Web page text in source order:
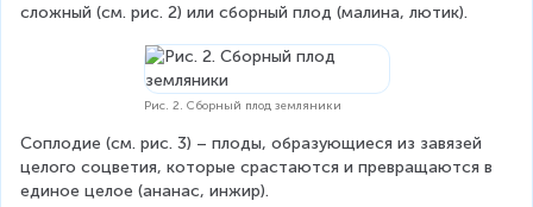
сложный (см. рис. 2) или сборный плод (малина, лютик).
Рис. 2. Сборный плод земляники
Соплодие (см. рис. 3) – плоды, образующиеся из завязей
целого соцветия, которые срастаются и превращаются в
единое целое (ананас, инжир).